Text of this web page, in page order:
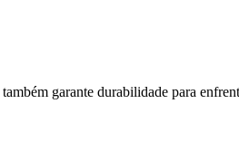
garante durabilidade para